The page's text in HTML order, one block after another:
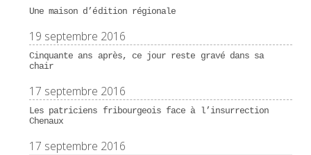
Une maison d’édition régionale
19 septembre 2016
Cinquante ans après, ce jour reste gravé dans sa
chair
17 septembre 2016
Les patriciens fribourgeois face à l’insurrection
Chenaux
17 septembre 2016